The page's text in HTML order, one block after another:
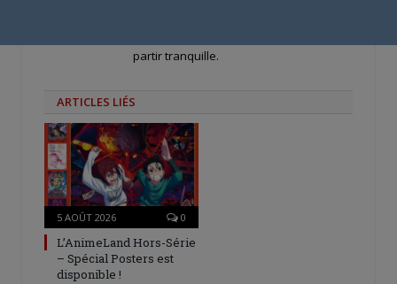
partir tranquille.
ARTICLES LIÉS
5 AOÛT 2026 0
L’AnimeLand Hors-Série
– Spécial Posters est
disponible !